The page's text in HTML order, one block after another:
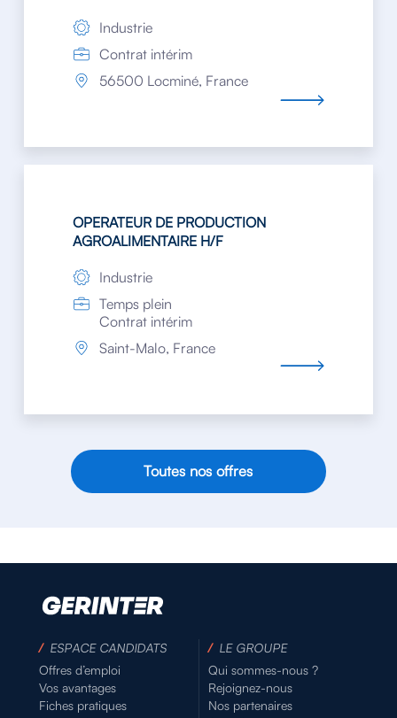
Industrie
Contrat intérim
56500 Locminé, France
OPERATEUR DE PRODUCTION
AGROALIMENTAIRE H/F
Industrie
Temps plein
Contrat intérim
Saint-Malo, France
Toutes nos offres
/ ESPACE CANDIDATS
Offres d’emploi
Vos avantages
Fiches pratiques
/ LE GROUPE
Qui sommes-nous ?
Rejoignez-nous
Nos partenaires